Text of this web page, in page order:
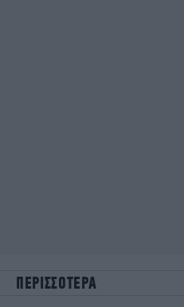
ΠΕΡΙΣΣΟΤΕΡΑ